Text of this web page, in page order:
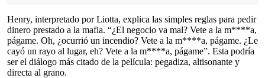
Henry, interpretado por Liotta, explica las simples reglas para pedir
dinero prestado a la mafia. “¿El negocio va mal? Vete a la m****a,
págame. Oh, ¿ocurrió un incendio? Vete a la m****a, págame. ¿Le
cayó un rayo al lugar, eh? Vete a la m****a, págame”. Esta podría
ser el diálogo más citado de la película: pegadiza, altisonante y
directa al grano.